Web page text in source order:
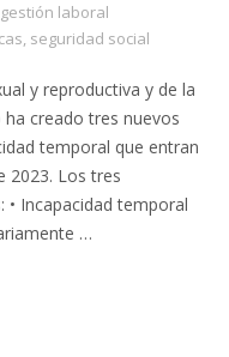
laboral
, seguridad social
y reproductiva y de la
creado tres nuevos
temporal que entran
2023. Los tres
Incapacidad temporal
…